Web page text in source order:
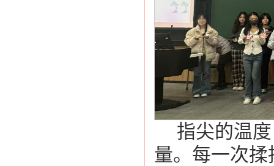
指尖的温
量。每一次